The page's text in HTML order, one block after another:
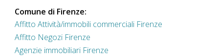
Comune di Firenze:
Affitto Attività/immobili commerciali Firenze
Affitto Negozi Firenze
Agenzie immobiliari Firenze